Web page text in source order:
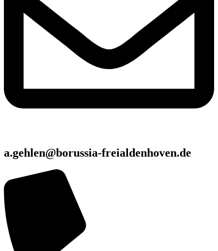
a.gehlen@borussia-freialdenhoven.de